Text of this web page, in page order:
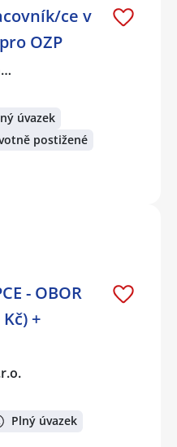
ce v
OZP
úvazek
postižené
- OBOR
+
Plný úvazek